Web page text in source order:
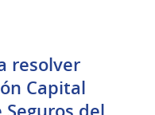
resolver
Capital